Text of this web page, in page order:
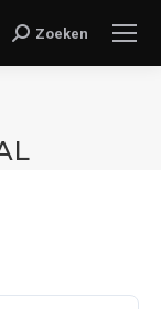
Search:
Zoeken